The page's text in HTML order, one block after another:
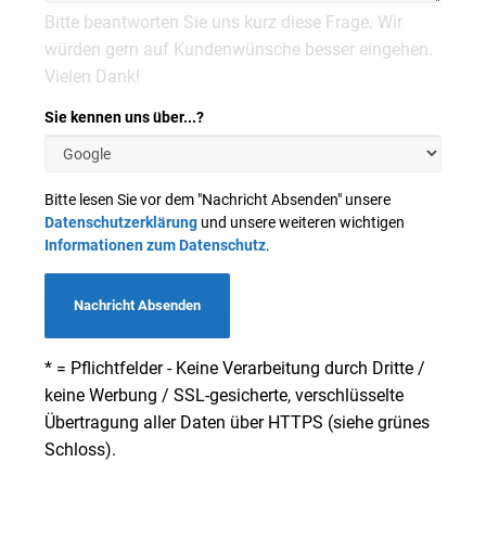
Bitte beantworten Sie uns kurz diese Frage. Wir
würden gern auf Kundenwünsche besser eingehen.
Vielen Dank!
Sie kennen uns über...?
Bitte lesen Sie vor dem "Nachricht Absenden" unsere
Datenschutzerklärung und unsere weiteren wichtigen
Informationen zum Datenschutz.
Nachricht Absenden
* = Pflichtfelder - Keine Verarbeitung durch Dritte /
keine Werbung / SSL-gesicherte, verschlüsselte
Übertragung aller Daten über HTTPS (siehe grünes
Schloss).